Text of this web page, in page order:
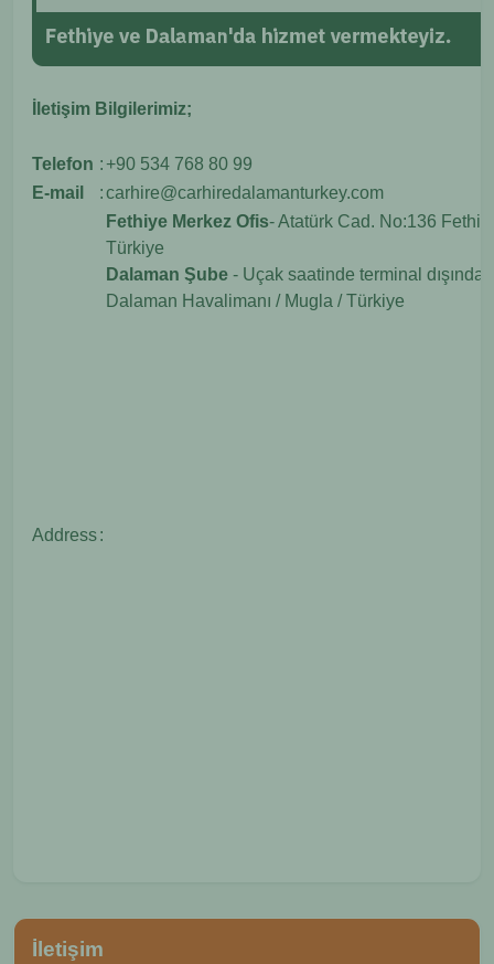
İletişim Bilgilerimiz;
Telefon : +90 534 768 80 99
E-mail
:carhire@carhiredalamanturkey.com
Address:
Fethiye Merkez Ofis- Atatürk Cad. No:136
Türkiye
Dalaman Şube - Uçak saatinde terminal dışında
Dalaman Havalimanı / Mugla / Türkiye
İletişim